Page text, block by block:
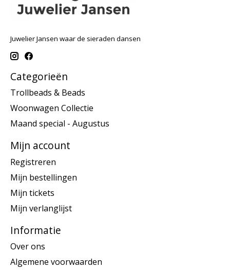
Juwelier Jansen waar de sieraden dansen
Categorieën
Trollbeads & Beads
Woonwagen Collectie
Maand special - Augustus
Mijn account
Registreren
Mijn bestellingen
Mijn tickets
Mijn verlanglijst
Informatie
Over ons
Algemene voorwaarden